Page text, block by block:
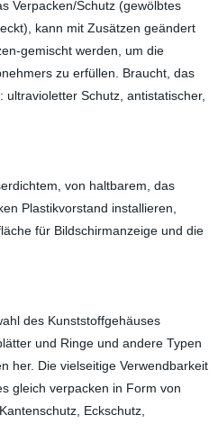
Verpacken/Schutz (gewölbtes
kann mit Zusätzen geändert
gemischt werden, um die
zu erfüllen. Braucht, das
Schutz, antistatischer,
von haltbarem, das
Plastikvorstand installieren,
für Bildschirmanzeige und die
des Kunststoffgehäuses
und Ringe und andere Typen
her. Die vielseitige Verwendbarkeit
gleich verpacken in Form von
Eckschutz,